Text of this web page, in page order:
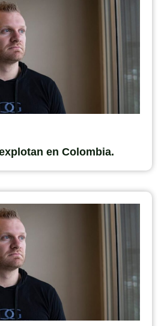
en Colombia.